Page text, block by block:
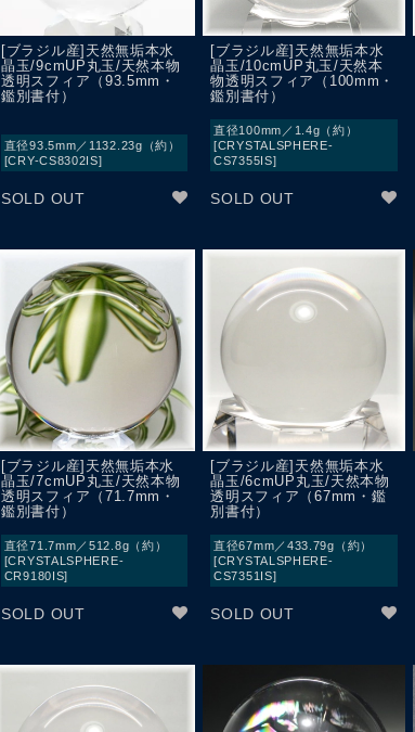
[ブラジル産]天然無垢本水
晶玉/9cmUP丸玉/天然本物
透明スフィア（93.5mm・
鑑別書付）
直径93.5mm／1132.23g（約）
[CRY-CS8302IS]
SOLD OUT
[ブラジル産]天然無垢本水
晶玉/10cmUP丸玉/天然本
物透明スフィア（100mm・
鑑別書付）
直径100mm／1.4g（約）
[CRYSTALSPHERE-
CS7355IS]
SOLD OUT
[ブラジル産]天然無垢本水
晶玉/7cmUP丸玉/天然本物
透明スフィア（71.7mm・
鑑別書付）
直径71.7mm／512.8g（約）
[CRYSTALSPHERE-
CR9180IS]
SOLD OUT
[ブラジル産]天然無垢本水
晶玉/6cmUP丸玉/天然本物
透明スフィア（67mm・鑑
別書付）
直径67mm／433.79g（約）
[CRYSTALSPHERE-
CS7351IS]
SOLD OUT